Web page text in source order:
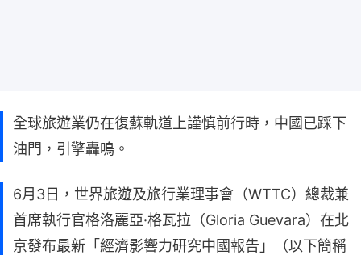
全球旅遊業仍在復蘇軌道上謹慎前行時，中國已踩下
油門，引擎轟鳴。
6月3日，世界旅遊及旅行業理事會（WTTC）總裁兼
首席執行官格洛麗亞·格瓦拉（Gloria Guevara）在北
京發布最新「經濟影響力研究中國報告」（以下簡稱